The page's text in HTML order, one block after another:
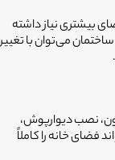
بیشتری نیاز داشته
می‌توان با تغییر
نصب دیوارپوش،
فضای خانه را کاملاً